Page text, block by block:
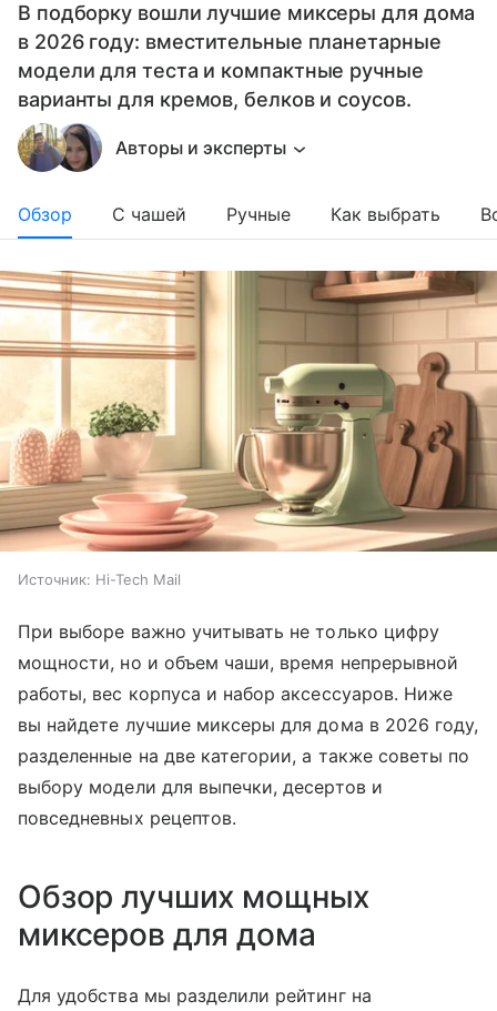
В подборку вошли лучшие миксеры для дома
в 2026 году: вместительные планетарные
модели для теста и компактные ручные
варианты для кремов, белков и соусов.
Авторы и эксперты
Обзор С чашей Ручные Как выбрать
Источник: Hi-Tech Mail
При выборе важно учитывать не только цифру
мощности, но и объем чаши, время непрерывной
работы, вес корпуса и набор аксессуаров. Ниже
вы найдете лучшие миксеры для дома в 2026 году,
разделенные на две категории, а также советы по
выбору модели для выпечки, десертов и
повседневных рецептов.
Обзор лучших мощных
миксеров для дома
Для удобства мы разделили рейтинг на